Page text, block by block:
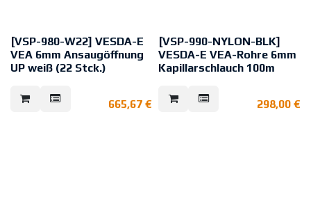
[VSP-980-W22] VESDA-E
VEA 6mm Ansaugöffnung
UP weiß (22 Stck.)
Ansaugrauchmelder VEA mit 6mm
Kapillarschlauch.
665,67 €
[VSP-990-NYLON-BLK]
VESDA-E VEA-Rohre 6mm
Kapillarschlauch 100m
von 100 m und einem
Durchmesser von 6 mm.298,00€